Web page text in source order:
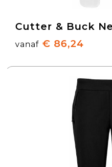
Cutter & Buck
vanaf € 86,24